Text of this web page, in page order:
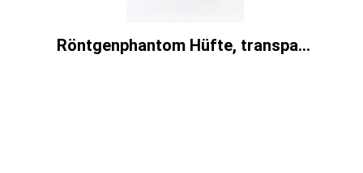
Röntgenphantom Hüfte, transparent